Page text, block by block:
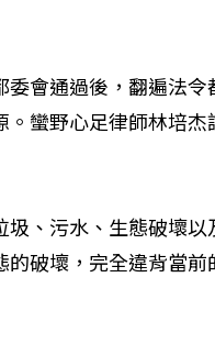
會通過後，翻遍法
蠻野心足律師林培
、污水、生態破壞
破壞，完全違背當